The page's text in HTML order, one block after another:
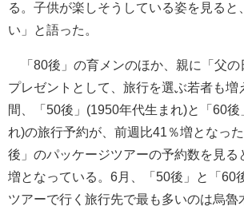
る。子供が楽しそうしている姿を見ると
い」と語った。
「80後」の育メンのほか、親に「父の
プレゼントとして、旅行を選ぶ若者も増
間、「50後」(1950年代生まれ)と「60後
れ)の旅行予約が、前週比41％増となっ
後」のパッケージツアーの予約数を見る
増となっている。6月、「50後」と「60
ツアーで行く旅行先で最も多いのは烏魯